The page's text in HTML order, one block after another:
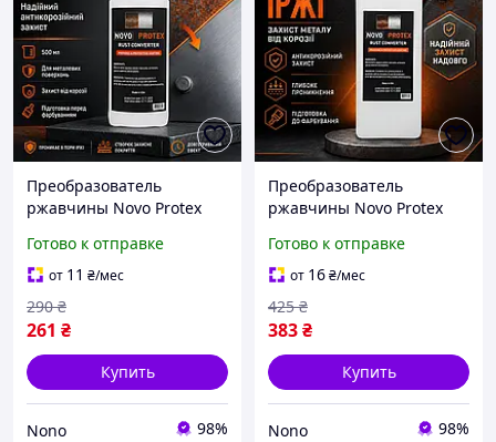
Преобразователь
ржавчины Novo Protex
коррозии, 500 мл (X-2647)
Готово к отправке
от 11 ₴/мес
261 ₴
290 ₴
Купить
Nono 98%
Преобразователь
ржавчины Novo Protex
металлических
поверхностей
автомобиля, 1 л (X-2648)
Готово к отправке
от 16₴/мес
383₴
425 ₴
Купить
Nono 98%